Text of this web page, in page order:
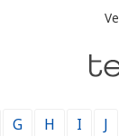
G H I J